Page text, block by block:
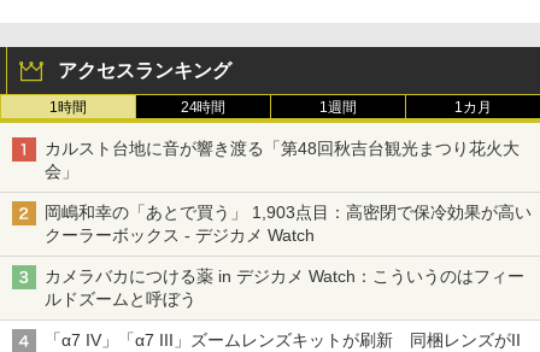
アクセスランキング
1時間 24時間 1週間 1カ月
カルスト台地に音が響き渡る「第48回秋吉台観光まつり花火大
会」
岡嶋和幸の「あとで買う」 1,903点目：高密閉で保冷効果が高い
クーラーボックス - デジカメ Watch
カメラバカにつける薬 in デジカメ Watch：こういうのはフィー
ルドズームと呼ぼう
「α7 IV」「α7 III」ズームレンズキットが刷新 同梱レンズがII